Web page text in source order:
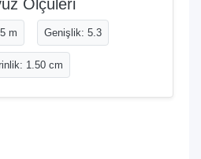
Ölçüleri
m Genişlik: 5.3
1.50 cm